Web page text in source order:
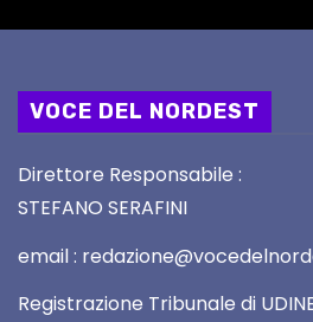
VOCE DEL NORDEST
Direttore Responsabile :
STEFANO SERAFINI
email :
Registrazione Tribunale di